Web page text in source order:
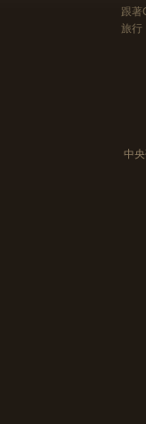
跟
旅行
中